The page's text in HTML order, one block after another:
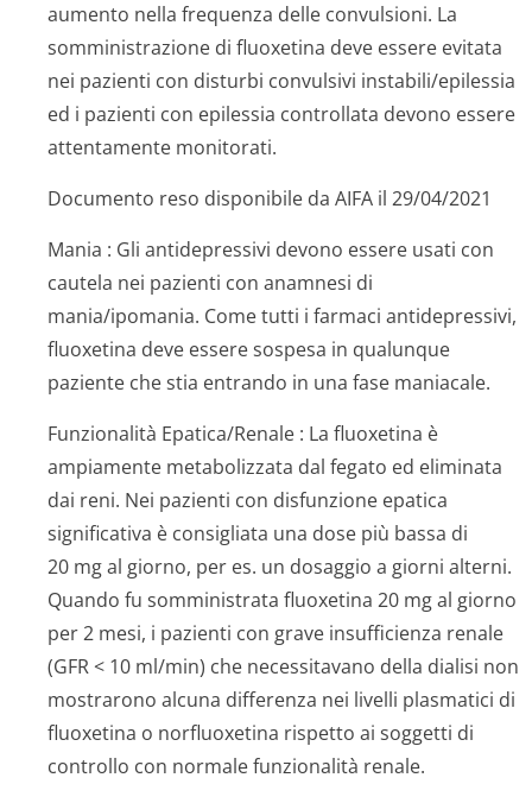
aumento nella frequenza delle convulsioni. La
somministrazione di fluoxetina deve essere evitata
nei pazienti con disturbi convulsivi instabili/epilessia
ed i pazienti con epilessia controllata devono essere
attentamente monitorati.
Documento reso disponibile da AIFA il 29/04/2021
Mania : Gli antidepressivi devono essere usati con
cautela nei pazienti con anamnesi di
mania/ipomania. Come tutti i farmaci antidepressivi,
fluoxetina deve essere sospesa in qualunque
paziente che stia entrando in una fase maniacale.
Funzionalità Epatica/Renale : La fluoxetina è
ampiamente metabolizzata dal fegato ed eliminata
dai reni. Nei pazienti con disfunzione epatica
significativa è consigliata una dose più bassa di
20 mg al giorno, per es. un dosaggio a giorni alterni.
Quando fu somministrata fluoxetina 20 mg al giorno
per 2 mesi, i pazienti con grave insufficienza renale
(GFR < 10 ml/min) che necessitavano della dialisi non
mostrarono alcuna differenza nei livelli plasmatici di
fluoxetina o norfluoxetina rispetto ai soggetti di
controllo con normale funzionalità renale.